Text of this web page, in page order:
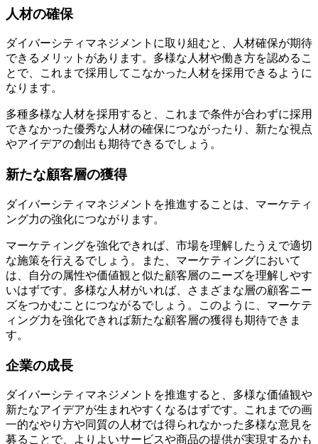
人材の確保
ダイバーシティマネジメントに取り組むと、人材確保が期待
できるメリットがあります。多様な人材や働き方を認めるこ
とで、これまで採用してこなかった人材を採用できるように
なります。
多種多様な人材を採用すると、これまで条件が合わずに採用
できなかった優秀な人材の確保につながったり、新たな視点
やアイデアの創出も期待できるでしょう。
新たな顧客層の獲得
ダイバーシティマネジメントを推進することは、マーケティ
ング力の強化につながります。
マーケティングを強化できれば、市場を理解したうえで適切
な施策を行えるでしょう。また、マーケティングにおいて
は、自分の属性や価値観と似た顧客層のニーズを理解しやす
いはずです。多様な人材がいれば、さまざまな層の顧客ニー
ズをつかむことにつながるでしょう。このように、マーケテ
ィング力を強化できれば新たな顧客層の獲得も期待できま
す。
企業の成長
ダイバーシティマネジメントを推進すると、多様な価値観や
新たなアイデアが生まれやすくなるはずです。これまでの画
一的なやり方や同質の人材では得られなかった多様な意見を
募ることで、よりよいサービスや商品の提供が実現するかも